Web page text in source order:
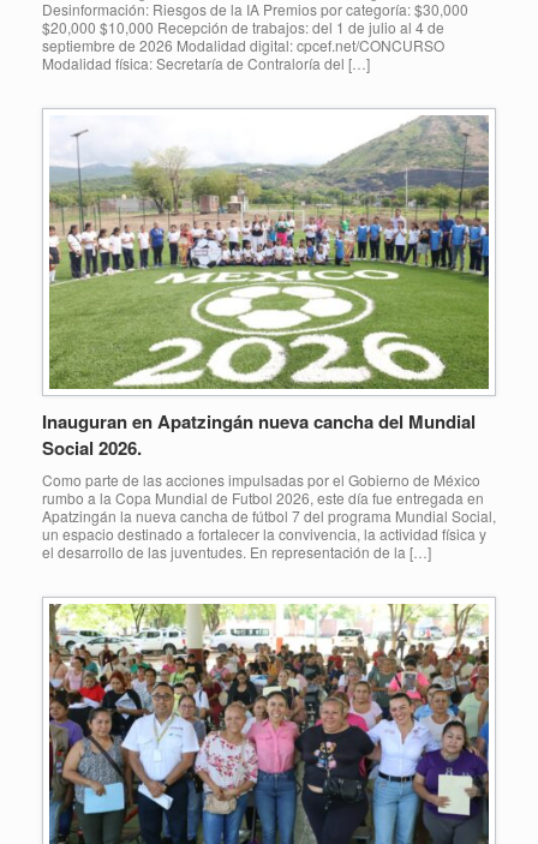
Desinformación: Riesgos de la IA Premios por categoría: $30,000
$20,000 $10,000 Recepción de trabajos: del 1 de julio al 4 de
septiembre de 2026 Modalidad digital: cpcef.net/CONCURSO
Modalidad física: Secretaría de Contraloría del […]
Inauguran en Apatzingán nueva cancha del Mundial
Social 2026.
Como parte de las acciones impulsadas por el Gobierno de México
rumbo a la Copa Mundial de Futbol 2026, este día fue entregada en
Apatzingán la nueva cancha de fútbol 7 del programa Mundial Social,
un espacio destinado a fortalecer la convivencia, la actividad física y
el desarrollo de las juventudes. En representación de la […]